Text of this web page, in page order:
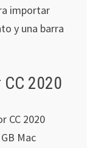
importar
y una barra
2020
CC 2020
Mac